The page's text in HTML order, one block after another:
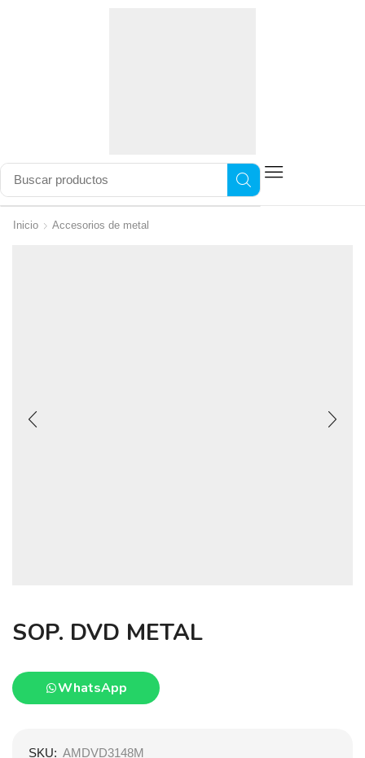
Inicio Accesorios de metal
SOP. DVD METAL
WhatsApp
SKU: AMDVD3148M